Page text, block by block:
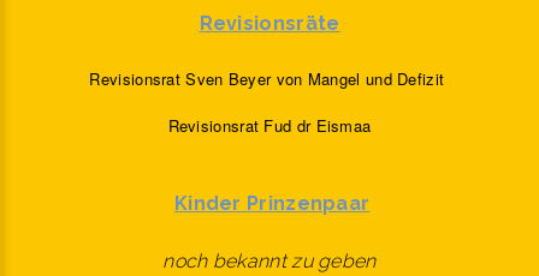
Revisionsräte
Revisionsrat Sven Beyer von Mangel und Defizit
Revisionsrat Fud dr Eismaa
Kinder Prinzenpaar
noch bekannt zu geben